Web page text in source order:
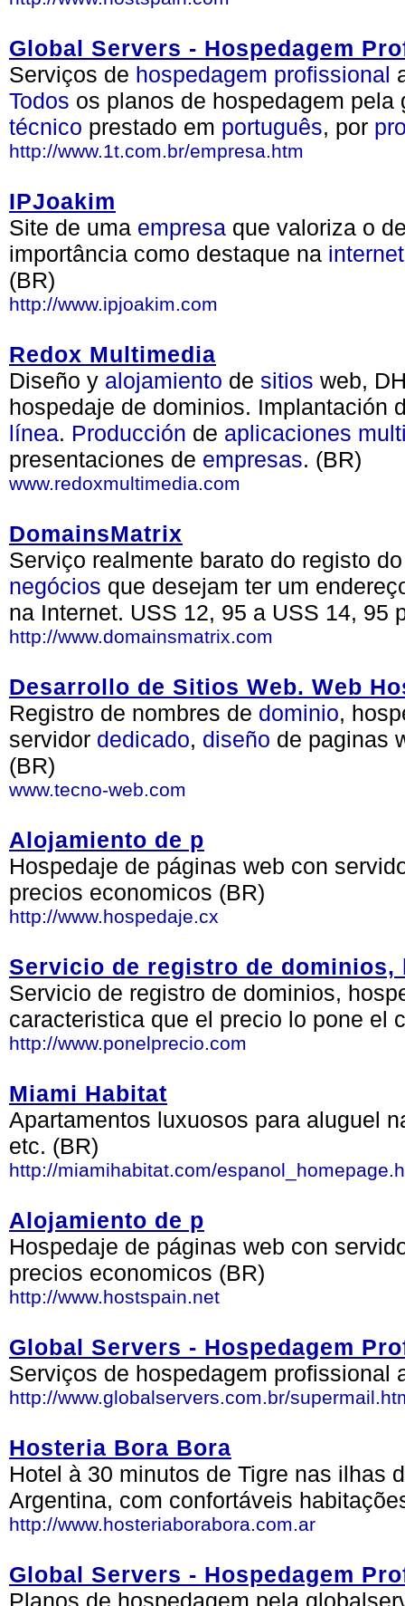
Global Servers - Hospedagem
Serviços de hospedagem profissional
Todos os planos de hospedagem
técnico prestado em português, por
http://www.1t.com.br/empresa.htm
IPJoakim
Site de uma empresa que valoriza o
importância como destaque na internet
(BR)
http://www.ipjoakim.com
Redox Multimedia
Diseño y alojamiento de sitios web,
hospedaje de dominios. Implantación
línea. Producción de aplicaciones
presentaciones de empresas. (BR)
www.redoxmultimedia.com
DomainsMatrix
Serviço realmente barato do registo
negócios que desejam ter um
na Internet. USS 12, 95 a USS 14, 95
http://www.domainsmatrix.com
Desarrollo de Sitios Web. Web
Registro de nombres de dominio,
servidor dedicado, diseño de paginas
(BR)
www.tecno-web.com
Alojamiento de p
Hospedaje de páginas web con
precios economicos (BR)
http://www.hospedaje.cx
Servicio de registro de
Servicio de registro de dominios,
caracteristica que el precio lo pone el
http://www.ponelprecio.com
Miami Habitat
Apartamentos luxuosos para aluguel
etc. (BR)
http://miamihabitat.com/
Alojamiento de p
Hospedaje de páginas web con
precios economicos (BR)
http://www.hostspain.net
Global Servers - Hospedagem
Serviços de hospedagem profissional
http://www.globalservers.com.br/
Hosteria Bora Bora
Hotel à 30 minutos de Tigre nas ilhas
Argentina, com confortáveis
http://www.hosteriaborabora.com.ar
Global Servers - Hospedagem
Planos de hospedagem pela